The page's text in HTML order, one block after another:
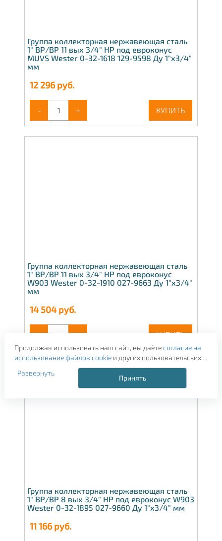
Группа коллекторная нержавеющая сталь
1" ВР/ВР 11 вых 3/4" НР под евроконус
MUVS Wester 0-32-1618 129-9598 Ду 1"х3/4"
мм
12 296руб.
- + КУПИТЬ
Группа коллекторная нержавеющая сталь
1" ВР/ВР 11 вых 3/4" НР под евроконус
W903 Wester 0-32-1910 027-9663 Ду 1"х3/4"
мм
14 504руб.
- + КУПИТЬ
Группа коллекторная нержавеющая сталь
1" ВР/ВР 8 вых 3/4" НР под евроконус W903
Wester 0-32-1895 027-9660 Ду 1"х3/4" мм
11 166руб.
Продолжая использовать наш сайт, вы даётесогласие на
использование файлов cookieи других пользовательских
данных (включая IP-адрес, сведения о местоположении,
устройстве, действиях на сайте и т. п.) для
функционирования сайта, проведения статистических
исследований, ретаргетинга и использования систем
Развернуть
Принять